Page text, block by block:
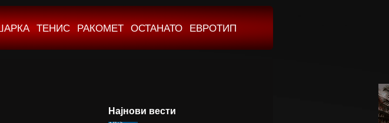
ТЕНИС РАКОМЕТ ОСТАНАТО ЕВРОТИП
Најнови вести